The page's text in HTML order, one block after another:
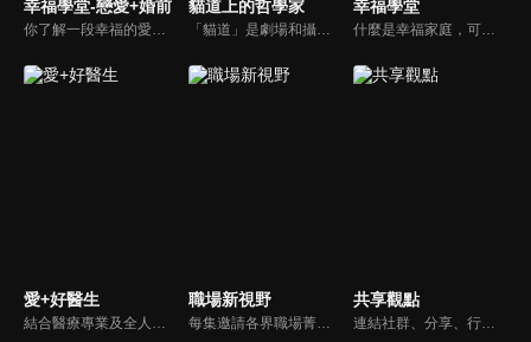
幸福學堂-戀愛+婚前
你了解一段幸福的愛情是如何發展出來的嗎？你對你心中那一個對象，到底是愛還是喜歡？難道喜歡跟愛差距很大嗎？讓我們的大師來消除你心中的疑惑。
貓道上的哲學家
「貓道」是劇場和攝影棚的象徵，而孩子是天生的哲學家，他們進入攝影棚中的小劇場思考、對話，並且從貓道上看下來，總是會有不同視角，故片名為《貓道上的哲學家》，在GOOD TV播出。
幸福學堂
什麼是幸福家庭，可能很多人會覺得「幸福家庭」是天方夜譚，在這一集當中，簡老師要告訴您，如何跨越婚姻的顛簸之路，建立幸福家庭，且根據他多年輔導經驗，歸類出幸福家庭的特質，讓幸福家庭不是再是虛假的口號，而是能夠真實落實在生活當中。
愛+好醫生
結合醫療專業及全人關懷的新型態節目，主持人黃瑽寧醫師親訪家庭，跨領域醫療顧問團全方位檢視，提供最完整、實用和正確的資訊來守護孩子的健康。
職場新視野
每集邀請各界職場菁英分享心路歷程與觀點，喬美倫老師也透過主題性的真理論述，幫助你我走入合神心意的職場文化。
共享觀點
連結社群、分享、行動的特色，運用講道學的架構，談論包含基要真理、生活話題及神學裝備三大面向主題。身為第六代基督徒，從小在教會中長大的周巽正，與第一代基督徒的廖文華，背景及生活經歷都不同，在節目中以輕鬆對談的方式，貢獻出不同角度的觀點。